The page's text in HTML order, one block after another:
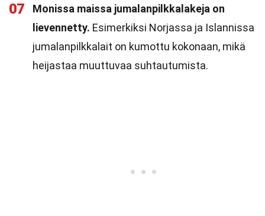
07
Monissa maissa jumalanpilkkalakeja on
lievennetty. Esimerkiksi Norjassa ja Islannissa
jumalanpilkkalait on kumottu kokonaan, mikä
heijastaa muuttuvaa suhtautumista.